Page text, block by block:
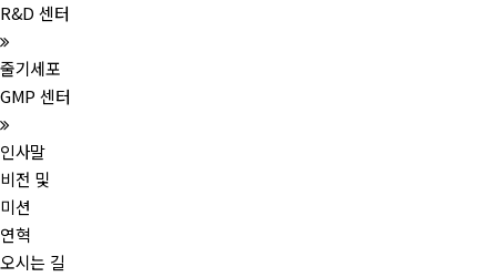
R&D 센터
줄기세포
GMP 센터
인사말
비전 및
미션
연혁
오시는 길